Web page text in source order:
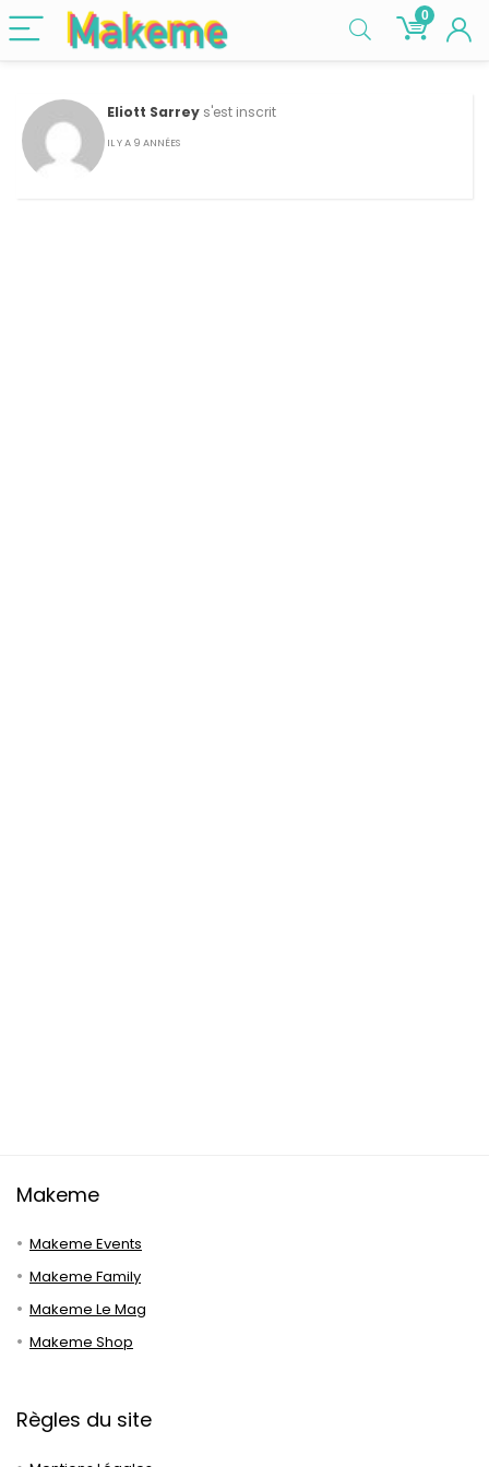
0
Eliott Sarrey s'est inscrit
IL Y A 9 ANNÉES
Makeme
Makeme Events
Makeme Family
Makeme Le Mag
Makeme Shop
Règles du site